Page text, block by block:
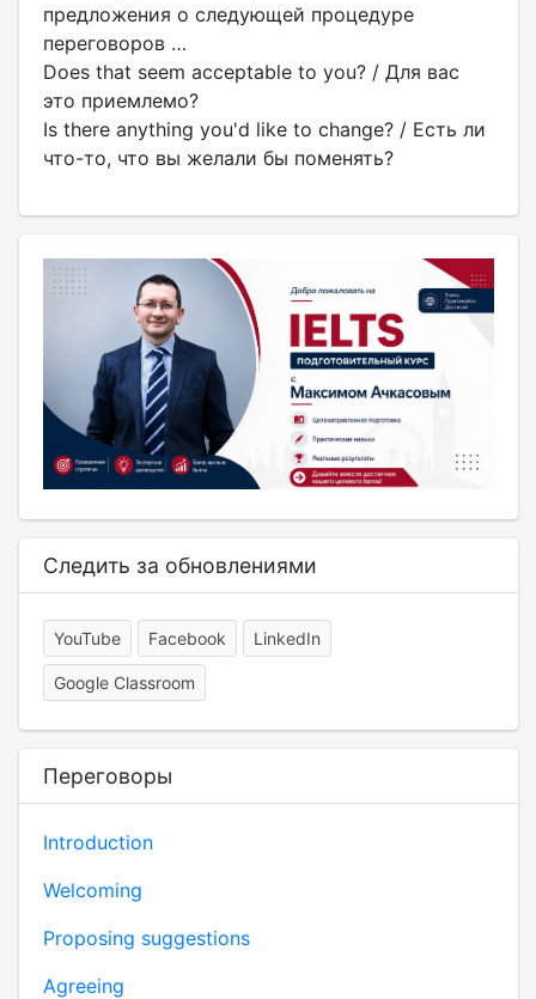
предложения о следующей процедуре
переговоров …
Does that seem acceptable to you? / Для вас
это приемлемо?
Is there anything you'd like to change? / Есть ли
что-то, что вы желали бы поменять?
Следить за обновлениями
YouTube Facebook LinkedIn
Google Classroom
Переговоры
Introduction
Welcoming
Proposing suggestions
Agreeing